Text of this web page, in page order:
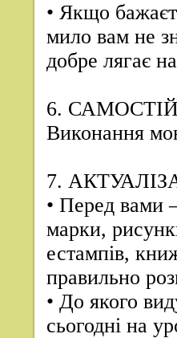
• Якщо
мило вам не
добре лягає
6.
Виконання
7.
• Перед вами
марки,
естампів,
правильно
• До якого
сьогодні на